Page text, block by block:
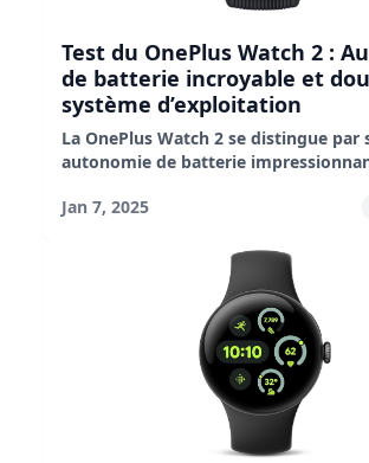
Test du OnePlus Watch 2 :
de batterie incroyable et
système d’exploitation
La OnePlus Watch 2 se distingue par
autonomie de batterie
écran AMOLED et sa construction
performances et prolonge
batterie. Malgré quelques
l’autonomie de la batterie et les hautes
performances font de cette montre
attrayant pour les utilisateurs actifs.
Jan 7, 2025